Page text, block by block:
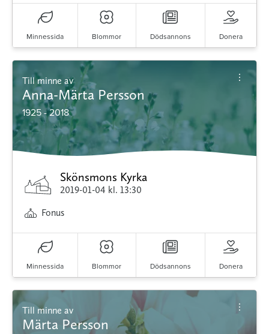
Minnessida Blommor Dödsannons Donera
Till minne av
Anna-Märta Persson
1925 - 2018
Skönsmons Kyrka
2019-01-04 kl. 13:30
Fonus
Minnessida Blommor Dödsannons Donera
Till minne av
Märta Persson